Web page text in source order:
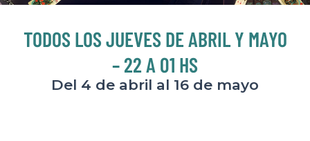
TODOS LOS JUEVES DE ABRIL Y MAYO
– 22 A 01 HS
Del 4 de abril al 16 de mayo